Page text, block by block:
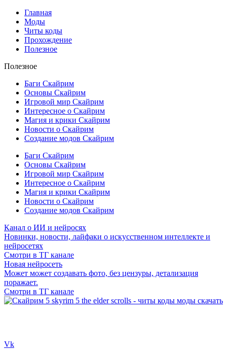
Главная
Моды
Читы коды
Прохождение
Полезное
Полезное
Баги Скайрим
Основы Скайрим
Игровой мир Скайрим
Интересное о Скайрим
Магия и крики Скайрим
Новости о Скайрим
Создание модов Скайрим
Баги Скайрим
Основы Скайрим
Игровой мир Скайрим
Интересное о Скайрим
Магия и крики Скайрим
Новости о Скайрим
Создание модов Скайрим
Канал о ИИ и нейросях
Новинки, новости, лайфаки о искусственном интеллекте и
нейросетях
Смотри в ТГ канале
Новая нейросеть
Может может создавать фото, без цензуры, детализация
поражает.
Смотри в ТГ канале
Vk